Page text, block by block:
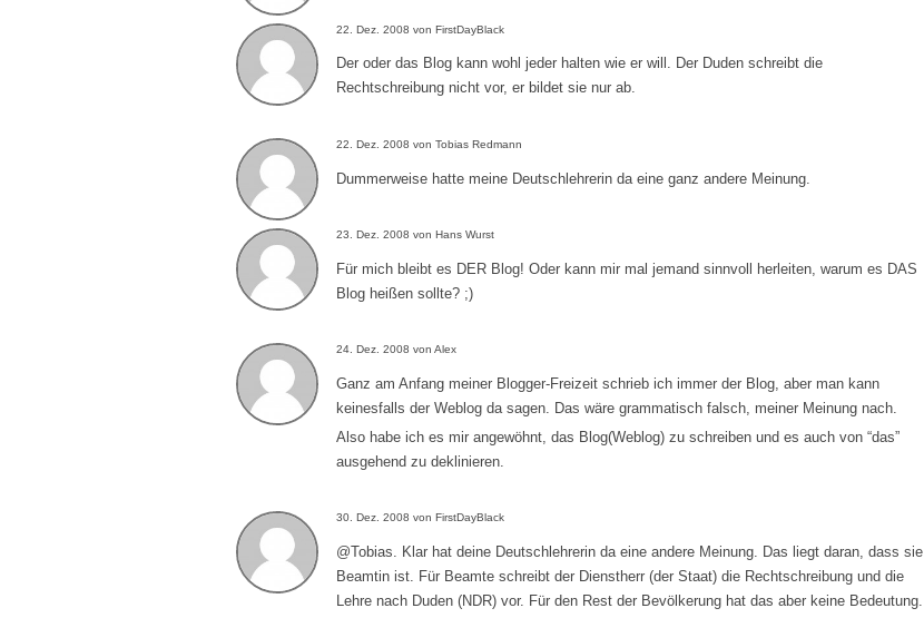
22. Dez. 2008 von FirstDayBlack
Der oder das Blog kann wohl jeder halten wie er will. Der Duden schreibt die
Rechtschreibung nicht vor, er bildet sie nur ab.
22. Dez. 2008 von Tobias Redmann
Dummerweise hatte meine Deutschlehrerin da eine ganz andere Meinung.
23. Dez. 2008 von Hans Wurst
Für mich bleibt es DER Blog! Oder kann mir mal jemand sinnvoll herleiten, warum es DAS
Blog heißen sollte? ;)
24. Dez. 2008 von Alex
Ganz am Anfang meiner Blogger-Freizeit schrieb ich immer der Blog, aber man kann
keinesfalls der Weblog da sagen. Das wäre grammatisch falsch, meiner Meinung nach.
Also habe ich es mir angewöhnt, das Blog(Weblog) zu schreiben und es auch von “das”
ausgehend zu deklinieren.
30. Dez. 2008 von FirstDayBlack
@Tobias. Klar hat deine Deutschlehrerin da eine andere Meinung. Das liegt daran, dass sie
Beamtin ist. Für Beamte schreibt der Dienstherr (der Staat) die Rechtschreibung und die
Lehre nach Duden (NDR) vor. Für den Rest der Bevölkerung hat das aber keine Bedeutung.